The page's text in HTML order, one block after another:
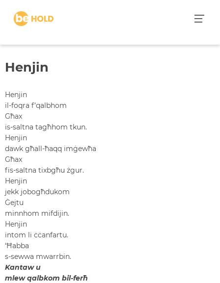
Henjin
Henjin
il-foqra f’qalbhom
Għax
is-saltna tagħhom tkun.
Henjin
dawk għall-ħaqq imġewħa
Għax
fis-saltna tixbgħu żgur.
Henjin
jekk jobogħdukom
Ġejtu
minnhom mifdijin.
Henjin
intom li ċċanfartu.
‘Ħabba
s-sewwa mwarrbin.
Kantaw u
mlew qalbkom bil-ferħ